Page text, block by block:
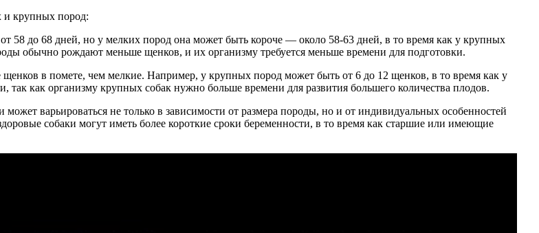
и крупных пород:
58 до 68 дней, но у мелких пород она может быть короче — около 58-63 дней, в то время как у крупных
обычно рождают меньше щенков, и их организму требуется меньше времени для подготовки.
в помете, чем мелкие. Например, у крупных пород может быть от 6 до 12 щенков, в то время как у
как организму крупных собак нужно больше времени для развития большего количества плодов.
может варьироваться не только в зависимости от размера породы, но и от индивидуальных особенностей
собаки могут иметь более короткие сроки беременности, в то время как старшие или имеющие